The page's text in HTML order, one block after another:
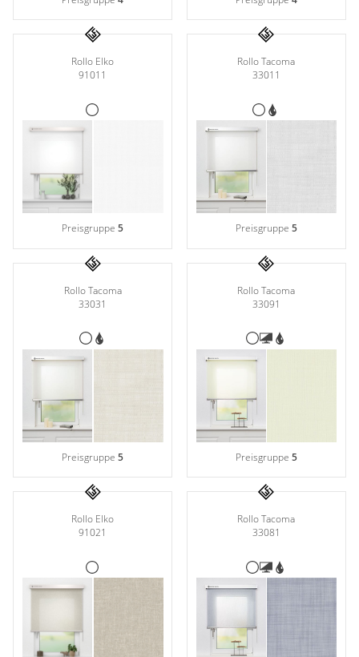
Rollo Elko
91011
Preisgruppe5
Rollo Tacoma
33011
Preisgruppe 5
Rollo Tacoma
33031
Preisgruppe5
Rollo Tacoma
33091
Preisgruppe 5
Rollo Elko
91021
Rollo Tacoma
33081